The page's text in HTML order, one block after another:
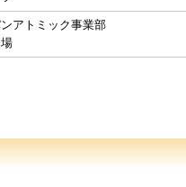
アトミック事業部